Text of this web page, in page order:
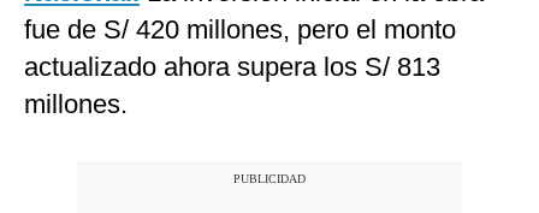
fue de S/ 420 millones, pero el monto
actualizado ahora supera los S/ 813
millones.